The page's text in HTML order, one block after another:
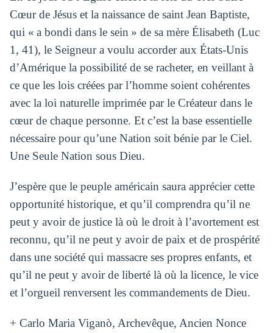
Cœur de Jésus et la naissance de saint Jean Baptiste,
qui « a bondi dans le sein » de sa mère Élisabeth (Luc
1, 41), le Seigneur a voulu accorder aux États-Unis
d’Amérique la possibilité de se racheter, en veillant à
ce que les lois créées par l’homme soient cohérentes
avec la loi naturelle imprimée par le Créateur dans le
cœur de chaque personne. Et c’est la base essentielle
nécessaire pour qu’une Nation soit bénie par le Ciel.
Une Seule Nation sous Dieu.
J’espère que le peuple américain saura apprécier cette
opportunité historique, et qu’il comprendra qu’il ne
peut y avoir de justice là où le droit à l’avortement est
reconnu, qu’il ne peut y avoir de paix et de prospérité
dans une société qui massacre ses propres enfants, et
qu’il ne peut y avoir de liberté là où la licence, le vice
et l’orgueil renversent les commandements de Dieu.
+ Carlo Maria Viganò, Archevêque, Ancien Nonce